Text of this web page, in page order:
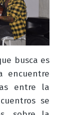
busca es
encuentre
entre la
se